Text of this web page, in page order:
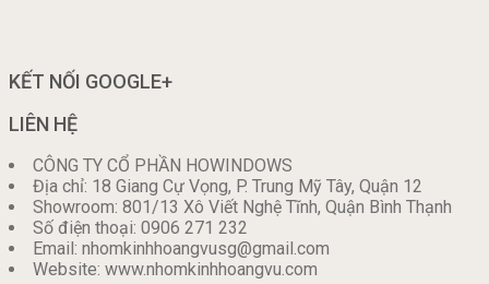
KẾT NỐI GOOGLE+
LIÊN HỆ
CÔNG TY CỔ PHẦN HOWINDOWS
Địa chỉ: 18 Giang Cự Vọng, P. Trung Mỹ Tây, Quận 12
Showroom: 801/13 Xô Viết Nghệ Tĩnh, Quận Bình Thạnh
Số điện thoại: 0906 271 232
Email: nhomkinhhoangvusg@gmail.com
Website: www.nhomkinhhoangvu.com